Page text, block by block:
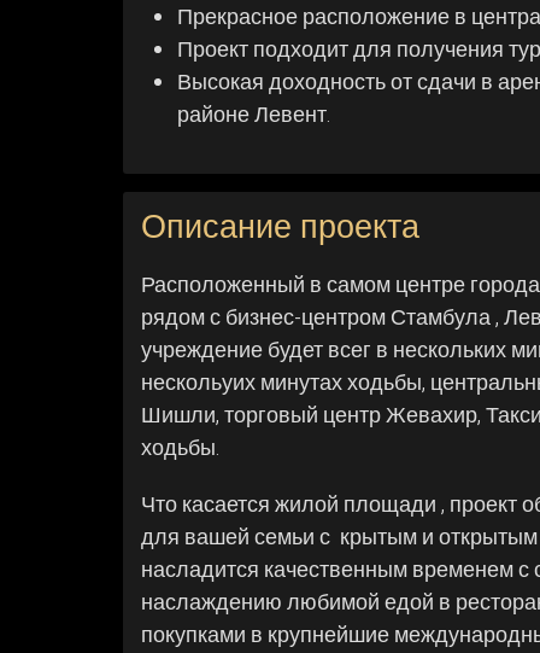
Прекрасное расположение в
Проект подходит для получения
Высокая доходность от сдачи в
районе Левент.
Описание проекта
Расположенный в самом центре
рядом с бизнес-центром Стамбула ,
учреждение будет всег в нескольких
нескольуих минутах ходьбы,
Шишли, торговый центр Жевахир,
ходьбы.
Что касается жилой площади , проект
для вашей семьи с крытым и
насладится качественным временем
наслаждению любимой едой в
покупками в крупнейшие